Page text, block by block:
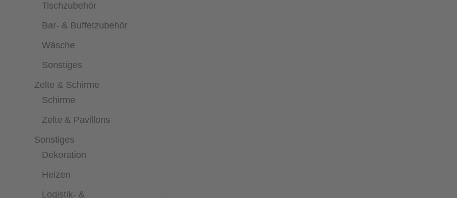
Tischzubehör
Bar- & Buffetzubehör
Wäsche
Sonstiges
Zelte & Schirme
Schirme
Zelte & Pavillons
Sonstiges
Dekoration
Heizen
Logistik- &